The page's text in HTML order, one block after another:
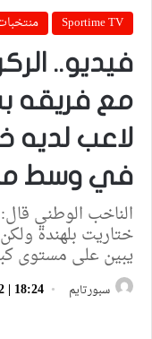
Sportime TV
فيديو..
مع فريقه
لاعب لديه
في وسط
الناخب الوطني
ختاريت بلهندة
يبين على مستوى
سبورتايم 18:24 | 12 سبتمبر، 2022